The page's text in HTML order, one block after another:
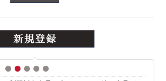
1 2 3 4